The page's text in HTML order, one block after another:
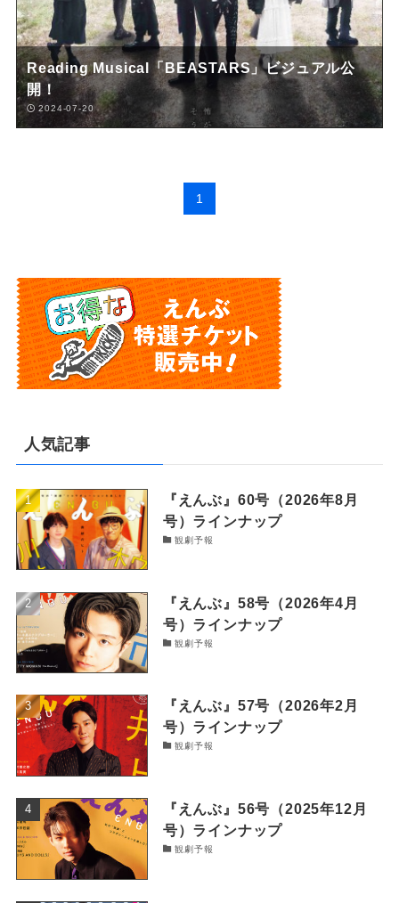
Reading Musical「BEASTARS」ビジュアル公
開！
2024-07-20
1
人気記事
『えんぶ』60号（2026年8月
号）ラインナップ
観劇予報
『えんぶ』58号（2026年4月
号）ラインナップ
観劇予報
『えんぶ』57号（2026年2月
号）ラインナップ
観劇予報
『えんぶ』56号（2025年12月
号）ラインナップ
観劇予報